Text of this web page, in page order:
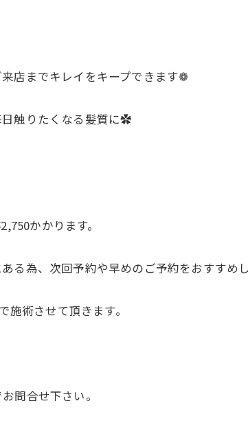
店までキレイをキープできます❁
日触りたくなる髪質に✿
かかります。
る為、次回予約や早めのご予約をおすすめ
術させて頂きます。
問合せ下さい。